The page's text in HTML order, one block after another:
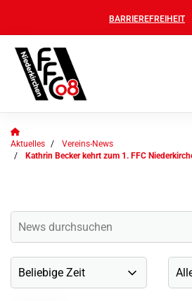
BARRIEREFREIHEIT
Aktuelles
Vereins-News
Kathrin Becker kehrt zum 1. FFC